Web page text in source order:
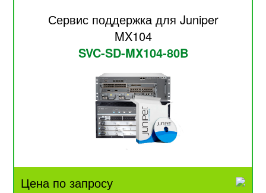
Сервис поддержка для Juniper
MX104
SVC-SD-MX104-80B
Цена по запросу